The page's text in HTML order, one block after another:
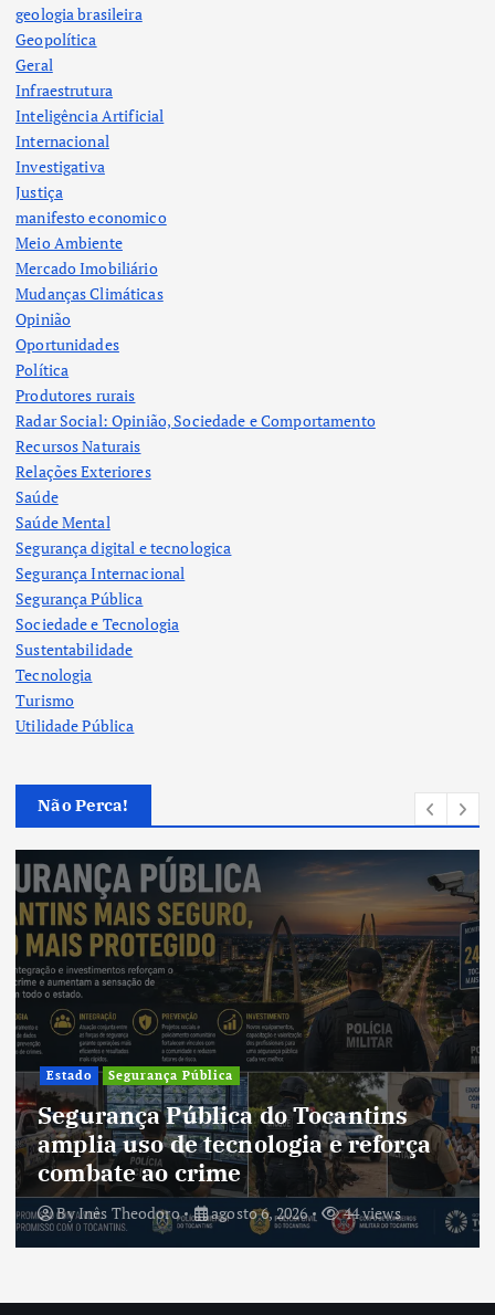
geologia brasileira
Geopolítica
Geral
Infraestrutura
Inteligência Artificial
Internacional
Investigativa
Justiça
manifesto economico
Meio Ambiente
Mercado Imobiliário
Mudanças Climáticas
Opinião
Oportunidades
Política
Produtores rurais
Radar Social: Opinião, Sociedade e Comportamento
Recursos Naturais
Relações Exteriores
Saúde
Saúde Mental
Segurança digital e tecnologica
Segurança Internacional
Segurança Pública
Sociedade e Tecnologia
Sustentabilidade
Tecnologia
Turismo
Utilidade Pública
Não Perca!
Estado Segurança Pública
Segurança Pública do Tocantins
amplia uso de tecnologia e reforça
combate ao crime
ByInês Theodoro agosto 6, 2026 44 views